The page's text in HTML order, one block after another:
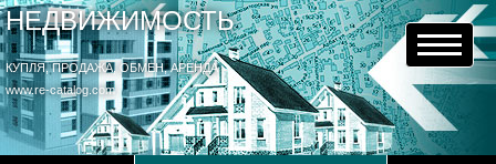
НЕДВИЖИМОСТЬ
КУПЛЯ, ПРОДАЖА, ОБМЕН, АРЕНДА
www.re-catalog.com